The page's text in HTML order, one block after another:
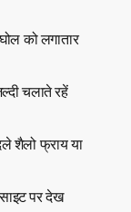
को लगातार
चलाते रहें
शैलो फ्राय या
पर देख